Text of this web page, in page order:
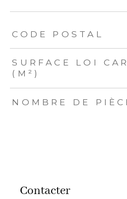
TRAD_ZEPHYR_Caracteristique
CODE POSTAL
SURFACE LOI
(M²)
NOMBRE DE
Contacter